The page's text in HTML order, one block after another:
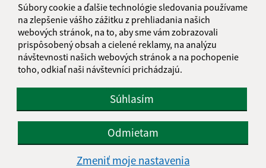
Súbory cookie a ďalšie technológie sledovania používame
na zlepšenie vášho zážitku z prehliadania našich
webových stránok, na to, aby sme vám zobrazovali
prispôsobený obsah a cielené reklamy, na analýzu
návštevnosti našich webových stránok a na pochopenie
toho, odkiaľ naši návštevníci prichádzajú.
Súhlasím
Odmietam
Zmeniť moje nastavenia
Jakubany 555
065 12 Jakubany
jakubany@jakubany.sk
+421 524 283 651
IČO: 00329924